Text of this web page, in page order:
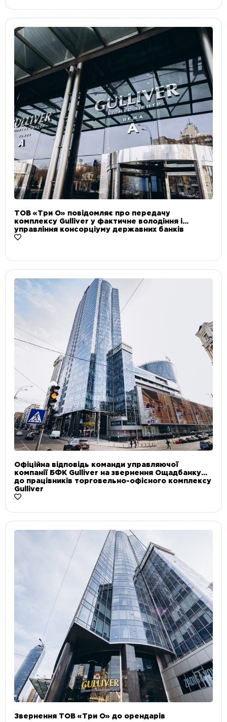
ТОВ «Три О» повідомляє про передачу
комплексу Gulliver у фактичне володіння і
управління консорціуму державних банків
Офіційна відповідь команди управляючої
компанії БФК Gulliver на звернення Ощадбанку
до працівників торговельно-офісного комплексу
Gulliver
Звернення ТОВ «Три О» до орендарів